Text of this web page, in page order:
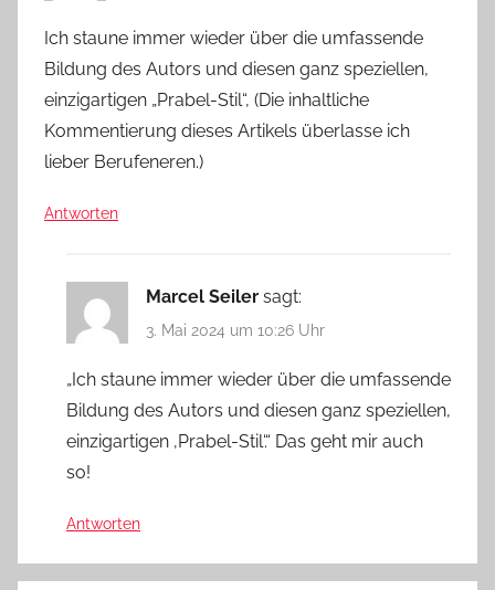
Ich staune immer wieder über die umfassende
Bildung des Autors und diesen ganz speziellen,
einzigartigen „Prabel-Stil“, (Die inhaltliche
Kommentierung dieses Artikels überlasse ich
lieber Berufeneren.)
Antworten
Marcel Seiler sagt:
3. Mai 2024 um 10:26 Uhr
„Ich staune immer wieder über die umfassende
Bildung des Autors und diesen ganz speziellen,
einzigartigen ‚Prabel-Stil‘.“ Das geht mir auch
so!
Antworten